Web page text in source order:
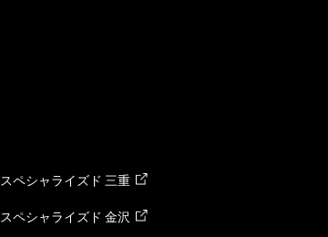
スペシャライズド 三重
スペシャライズド 金沢